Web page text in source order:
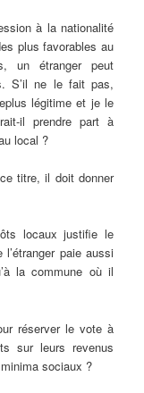
à la nationalité
plus favorables au
un étranger peut
S’il ne le fait pas,
légitime et je le
il prendre part à
local ?
titre, il doit donner
locaux justifie le
paie aussi
la commune où il
réserver le vote à
sur leurs revenus
sociaux ?